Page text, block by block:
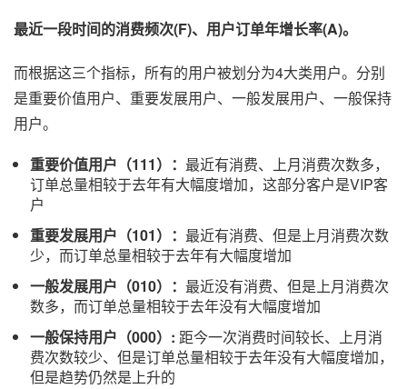
最近一段时间的消费频次(F)、用户订单年增长率(A)。
而根据这三个指标，所有的用户被划分为4大类用户。分别
是重要价值用户、重要发展用户、一般发展用户、一般保持
用户。
重要价值用户（111）： 最近有消费、上月消费次数多，
订单总量相较于去年有大幅度增加，这部分客户是VIP客
户
重要发展用户（101）： 最近有消费、但是上月消费次数
少，而订单总量相较于去年有大幅度增加
一般发展用户（010）： 最近没有消费、但是上月消费次
数多，而订单总量相较于去年没有大幅度增加
一般保持用户（000）: 距今一次消费时间较长、上月消
费次数较少、但是订单总量相较于去年没有大幅度增加，
但是趋势仍然是上升的